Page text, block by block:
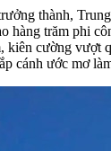
thành,
hàng trăm phi
kiên cường vượt
cánh ước mơ